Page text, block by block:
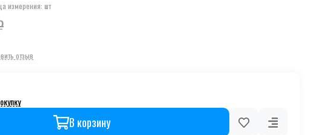
измерения: шт
отзыв
В корзину